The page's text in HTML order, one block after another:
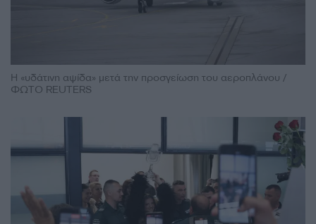
Η «υδάτινη αψίδα» μετά την προσγείωση του αεροπλάνου /
ΦΩΤΟ REUTERS